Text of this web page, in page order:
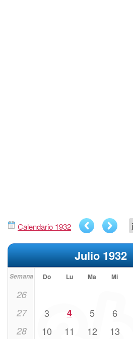
Calendario 1932
Julio 1932
Semana Do Lu Ma Mi
26
27 3 4 5 6
28 10 11 12 13